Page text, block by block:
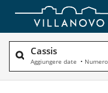
Cassis
Aggiungere date •